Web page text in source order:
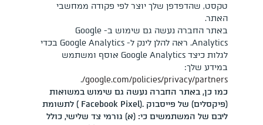
טקסט, שהדפדפן שלך יוצר לפי פקודה ממחשבי
האתר.
באתר החברה נעשה גם שימוש ב- Google
Analytics. ראה להלן לינק ל- Google Analytics בכדי
לגלות כיצד Google Analytics אוסף ומשתמש
במידע שלך:
google.com/policies/privacy/partners/
.
כמו כן, באתר החברה נעשה גם שימוש במשואות
(פיקסלים) של פייסבוק .(Facebook Pixel )
לתשומת
ליבם של המשתמשים כי: (א) גורמי צד שלישי, כולל